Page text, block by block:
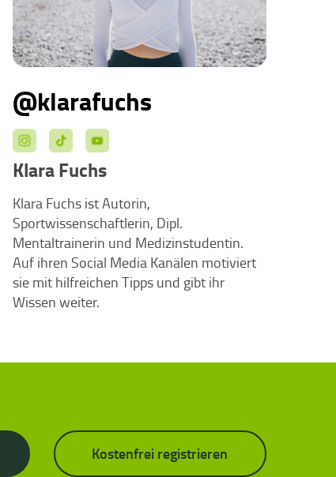
@klarafuchs
Klara Fuchs
Klara Fuchs ist Autorin,
Sportwissenschaftlerin, Dipl.
Mentaltrainerin und Medizinstudentin.
Auf ihren Social Media Kanälen motiviert
sie mit hilfreichen Tipps und gibt ihr
Wissen weiter.
Kostenfrei registrieren